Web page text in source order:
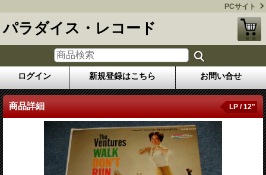
PCサイト
パラダイス・レコード
ログイン 新規登録はこちら お問い合せ
商品詳細 LP / 12"